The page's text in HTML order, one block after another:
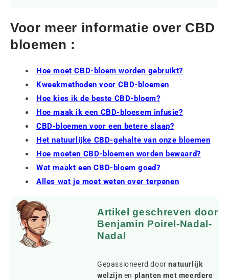
Voor meer informatie over CBD
bloemen :
Hoe moet CBD-bloem worden gebruikt?
Kweekmethoden voor CBD-bloemen
Hoe kies ik de beste CBD-bloem?
Hoe maak ik een CBD-bloesem infusie?
CBD-bloemen voor een betere slaap?
Het natuurlijke CBD-gehalte van onze bloemen
Hoe moeten CBD-bloemen worden bewaard?
Wat maakt een CBD-bloem goed?
Alles wat je moet weten over terpenen
Artikel geschreven door
Benjamin Poirel-Nadal-
Nadal
Gepassioneerd doornatuurlijk
welzijn en planten met meerdere